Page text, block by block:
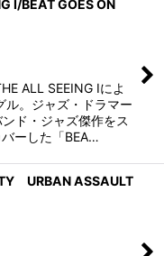
I/BEAT GOES ON
ALL SEEING Iによ
ル。ジャズ・ドラマー
ド・ジャズ傑作をス
ーした「BEA…
URBAN ASSAULT